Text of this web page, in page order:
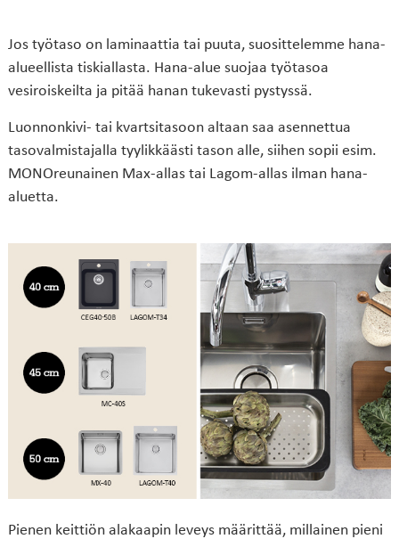
Jos työtaso on laminaattia tai puuta, suosittelemme hana-
alueellista tiskiallasta. Hana-alue suojaa työtasoa
vesiroiskeilta ja pitää hanan tukevasti pystyssä.
Luonnonkivi- tai kvartsitasoon altaan saa asennettua
tasovalmistajalla tyylikkäästi tason alle, siihen sopii esim.
MONOreunainen Max-allas tai Lagom-allas ilman hana-
aluetta.
Pienen keittiön alakaapin leveys määrittää, millainen pieni